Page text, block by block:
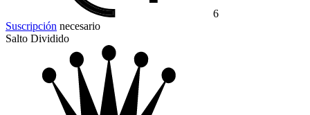
6
Suscripción necesario
Salto Dividido